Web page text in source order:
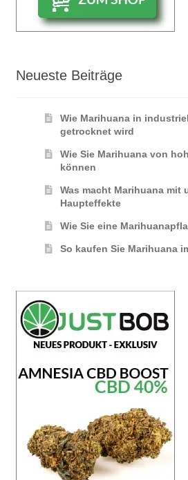
Neueste Beiträge
Wie Marihuana in
getrocknet wird
Wie Sie Marihuana von
können
Was macht Marihuana mit
Haupteffekte
Wie Sie eine
So kaufen Sie Marihuana